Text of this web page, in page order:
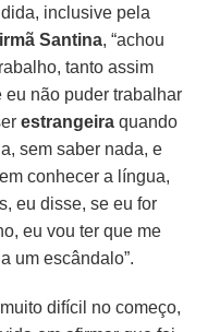
inclusive pela
irmã Santina, “achou
tanto assim
não puder trabalhar
estrangeira quando
sem saber nada, e
conhecer a língua,
eu disse, se eu for
eu vou ter que me
um escândalo”.
difícil no começo,